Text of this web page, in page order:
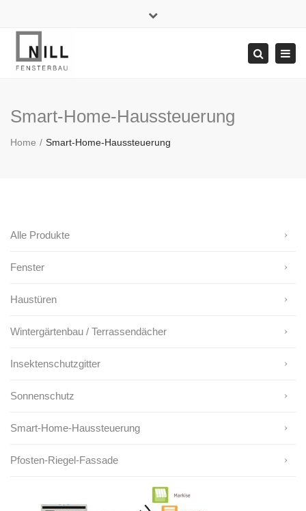
Search
Smart-Home-Haussteuerung
Home Smart-Home-Haussteuerung
Alle Produkte
Fenster
Haustüren
Wintergärtenbau / Terrassendächer
Insektenschutzgitter
Sonnenschutz
Smart-Home-Haussteuerung
Pfosten-Riegel-Fassade